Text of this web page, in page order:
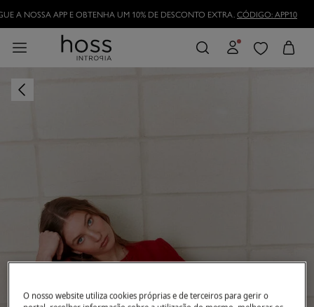
TORNE-SE HOSSLOVERE APROVEITE AS VANTAGENS
O nosso website utiliza cookies próprias e de terceiros para gerir o